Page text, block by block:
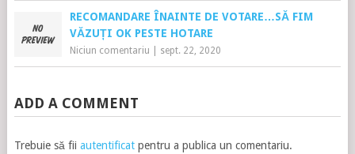
RECOMANDARE ÎNAINTE DE VOTARE…SĂ FIM
VĂZUȚI OK PESTE HOTARE
Niciun comentariu sept. 22, 2020
ADD A COMMENT
Trebuie să fii autentificatpentru a publica un comentariu.